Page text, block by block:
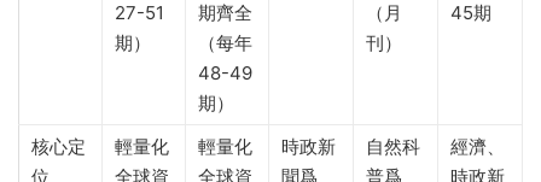
27-51
期）
期齊全
（每年
48-49
期）
（月
刊）
45期
核心定
位
輕量化
全球資
輕量化
全球資
時政新
聞爲
自然科
普爲
經濟、
時政新